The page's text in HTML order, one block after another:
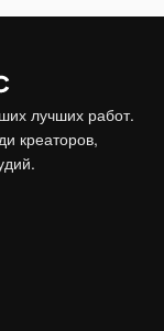
лучших работ.
креаторов,